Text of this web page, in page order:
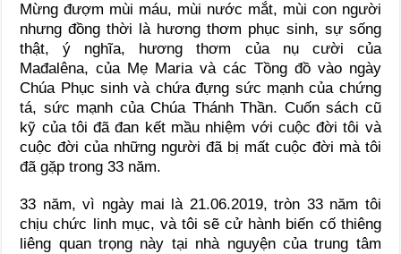
Mừng đượm mùi máu, mùi nước mắt, mùi con người
nhưng đồng thời là hương thơm phục sinh, sự sống
thật, ý nghĩa, hương thơm của nụ cười của
Mađalêna, của Mẹ Maria và các Tồng đồ vào ngày
Chúa Phục sinh và chứa đựng sức mạnh của chứng
tá, sức mạnh của Chúa Thánh Thần. Cuốn sách cũ
kỹ của tôi đã đan kết mầu nhiệm với cuộc đời tôi và
cuộc đời của những người đã bị mất cuộc đời mà tôi
đã gặp trong 33 năm.
33 năm, vì ngày mai là 21.06.2019, tròn 33 năm tôi
chịu chức linh mục, và tôi sẽ cử hành biến cố thiêng
liêng quan trọng này tại nhà nguyện của trung tâm